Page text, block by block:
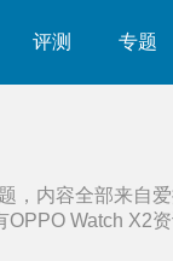
评测 专题
，内容全部来自
OPPO Watch X2